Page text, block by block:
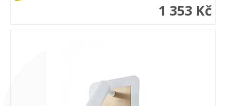
1 353 Kč